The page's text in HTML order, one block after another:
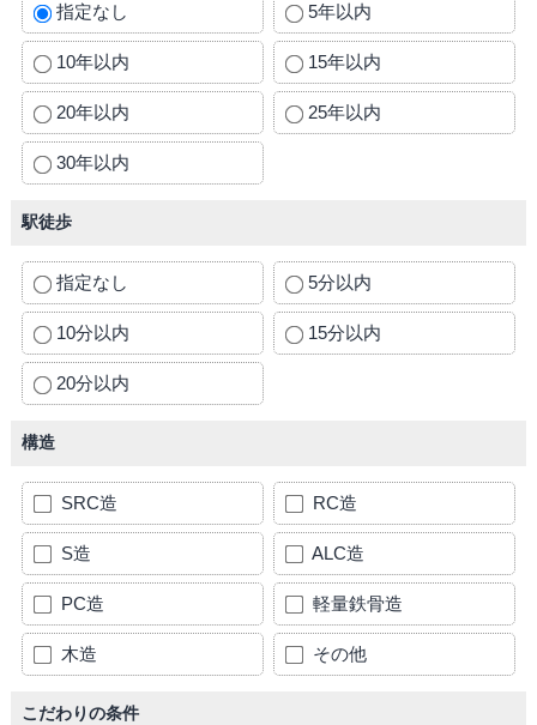
指定なし 5年以内
10年以内 15年以内
20年以内 25年以内
30年以内
駅徒歩
指定なし 5分以内
10分以内 15分以内
20分以内
構造
SRC造 RC造
S造 ALC造
PC造 軽量鉄骨造
木造 その他
こだわりの条件